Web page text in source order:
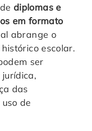
diplomas e
em formato
abrange o
escolar.
ser
das
de